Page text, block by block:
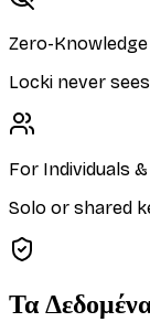
Zero-Knowledge
Locki never
For Individuals &
Solo or shared
Τα